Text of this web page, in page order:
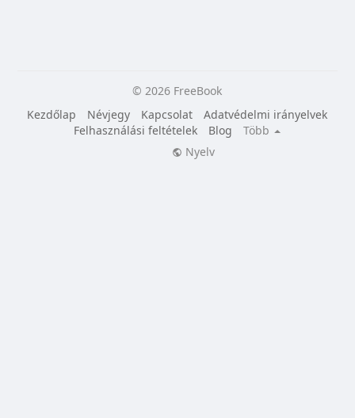
© 2026 FreeBook
Kezdőlap
Névjegy Kapcsolat
Adatvédelmi irányelvek
Felhasználási feltételek
Blog
Több
Nyelv